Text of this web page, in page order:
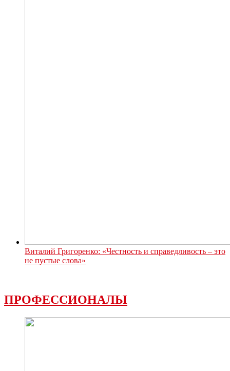
Виталий Григоренко: «Честность и справедливость – это
не пустые слова»
ПРОФЕССИОНАЛЫ